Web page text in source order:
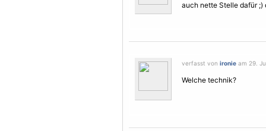
auch nette Stelle dafür ;)
verfasst von ironie am 29.
Welche technik?